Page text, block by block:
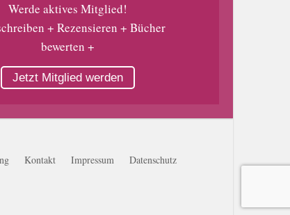
Werde aktives Mitglied!
+ Rezensieren + Bücher
bewerten +
Jetzt Mitglied werden
Kontakt Impressum Datenschutz